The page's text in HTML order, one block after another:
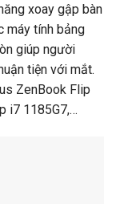
xoay gập bàn
máy tính bảng
giúp người
tiện với mắt.
ZenBook Flip
i7 1185G7,…